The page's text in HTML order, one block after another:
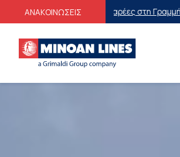
ΑΝΑΚΟΙΝΩΣΕΙΣ
στη Γραμμή Πειραιάς-Μήλος-Πειραιάς